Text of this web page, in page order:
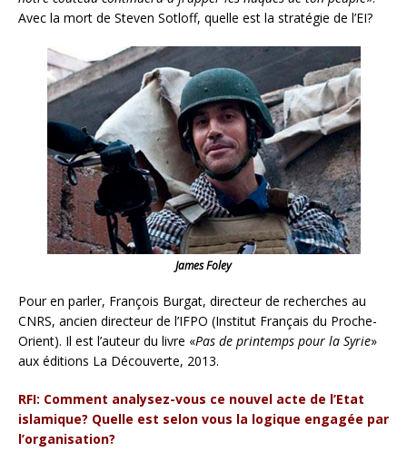
Avec la mort de Steven Sotloff, quelle est la stratégie de l’EI?
James Foley
Pour en parler, François Burgat, directeur de recherches au
CNRS, ancien directeur de l’IFPO (Institut Français du Proche-
Orient). Il est l’auteur du livre «Pas de printemps pour la Syrie»
aux éditions La Découverte, 2013.
RFI: Comment analysez-vous ce nouvel acte de l’Etat
islamique? Quelle est selon vous la logique engagée par
l’organisation?